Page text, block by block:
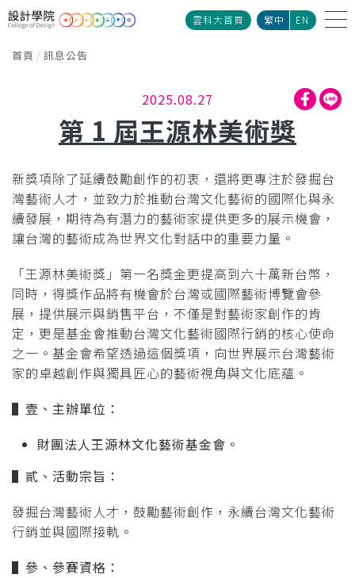
雲科大首頁 繁中 EN
首頁 訊息公告
2025.08.27
第 1 屆王源林美術獎
新獎項除了延續鼓勵創作的初衷，還將更專注於發掘台
灣藝術人才，並致力於推動台灣文化藝術的國際化與永
續發展，期待為有潛力的藝術家提供更多的展示機會，
讓台灣的藝術成為世界文化對話中的重要力量。
「王源林美術獎」第一名獎金更提高到六十萬新台幣，
同時，得獎作品將有機會於台灣或國際藝術博覽會參
展，提供展示與銷售平台，不僅是對藝術家創作的肯
定，更是基金會推動台灣文化藝術國際行銷的核心使命
之一。基金會希望透過這個獎項，向世界展示台灣藝術
家的卓越創作與獨具匠心的藝術視角與文化底蘊。
▌ 壹、主辦單位：
財團法人王源林文化藝術基金會。
▌ 貳、活動宗旨：
發掘台灣藝術人才，鼓勵藝術創作，永續台灣文化藝術
行銷並與國際接軌。
▌ 參、參賽資格：